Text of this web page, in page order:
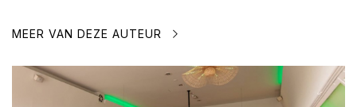
MEER VAN DEZE AUTEUR